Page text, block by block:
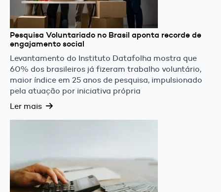
Pesquisa Voluntariado no Brasil aponta recorde de
engajamento social
Levantamento do Instituto Datafolha mostra que
60% dos brasileiros já fizeram trabalho voluntário,
maior índice em 25 anos de pesquisa, impulsionado
pela atuação por iniciativa própria
Ler mais